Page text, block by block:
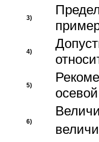
3)
4)
5)
6)